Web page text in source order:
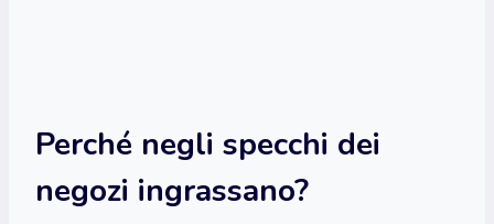
Perché negli specchi dei
negozi ingrassano?